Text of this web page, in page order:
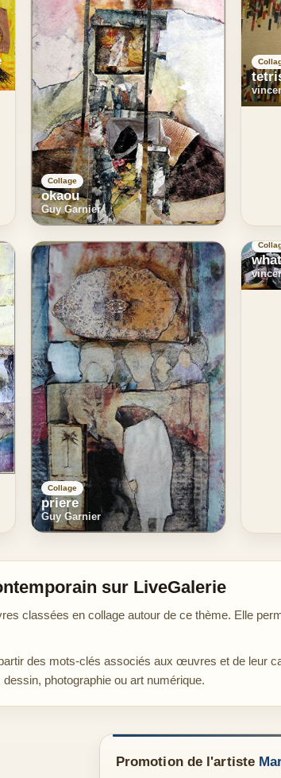
Collage
okaou
Guy Garnier
Collage
priere
Guy Garnier
sur LiveGalerie
classées en collage autour de ce thème. Elle
des mots-clés associés aux œuvres et de leur
photographie ou art numérique.
Promotion de l'artiste